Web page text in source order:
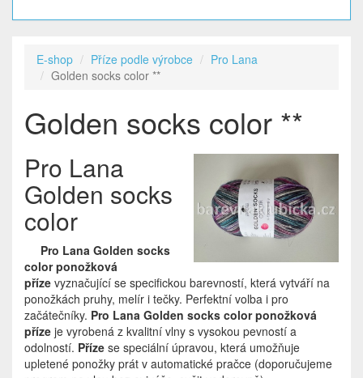
E-shop Příze podle výrobce
Pro Lana
Golden socks color **
Golden socks color **
Pro Lana
Golden socks
color
Pro Lana Golden socks
color ponožková
příze vyznačující se specifickou barevností, která vytváří na
ponožkách pruhy, melír i tečky. Perfektní volba i pro
začátečníky. Pro Lana Golden socks color ponožková
příze je vyrobená z kvalitní vlny s vysokou pevností a
odolností. Příze se speciální úpravou, která umožňuje
upletené ponožky prát v automatické pračce (doporučujeme